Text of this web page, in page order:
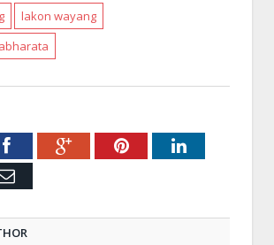
lakon wayang
FacebookGoogle+PinterestLinkedIn
Email